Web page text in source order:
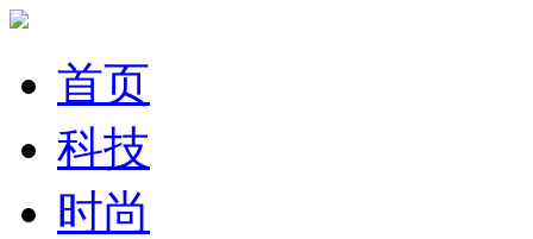
首页
科技
时尚